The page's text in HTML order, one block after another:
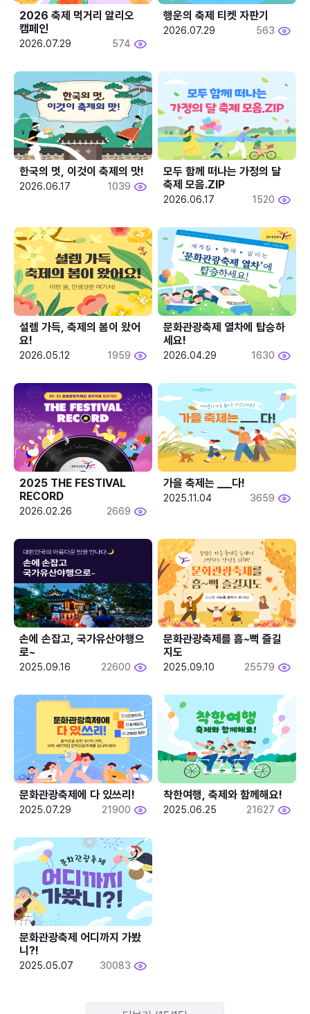
2026 축제 먹거리 알리오
캠페인
2026.07.29 574
행운의 축제 티켓 자판기
2026.07.29 563
한국의 멋, 이것이 축제의 맛!
2026.06.17 1039
모두 함께 떠나는 가정의 달
축제 모음.ZIP
2026.06.17 1520
설렘 가득, 축제의 봄이 왔어
요!
2026.05.12 1959
문화관광축제 열차에 탑승하
세요!
2026.04.29 1630
2025 THE FESTIVAL
RECORD
2026.02.26 2669
2025.11.04 3659
손에 손잡고, 국가유산야행으
로~
2025.09.16 22600
문화관광축제를 흠~뻑 즐길
지도
2025.09.10 25579
문화관광축제에 다 있쓰리!
2025.07.29 21900
착한여행, 축제와 함께해요!
2025.06.25 21627
문화관광축제 어디까지 가봤
니?!
2025.05.07 30083